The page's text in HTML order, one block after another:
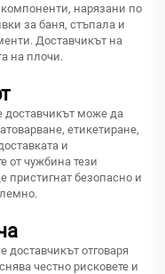
нарязани по
за баня, стъпала и
Доставчикът на
на плочи.
доставчикът може да
етикетиране,
и
от чужбина тези
пристигнат безопасно и
доставчикът отговаря
честно рисковете и